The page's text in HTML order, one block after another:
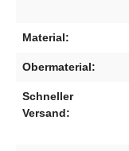
Material:
Obermaterial:
Schneller
Versand: